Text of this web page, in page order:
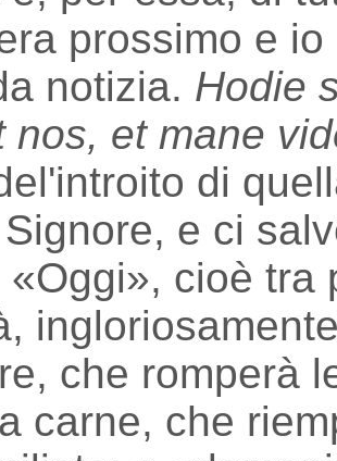
prossimo e
notizia. Hodie
nos, et mane
di
e ci
«Oggi», cioè tra
che romperà
carne, che